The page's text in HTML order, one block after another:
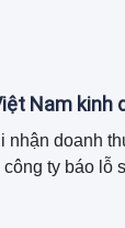
Nam kinh
nhận doanh
ty báo lỗ